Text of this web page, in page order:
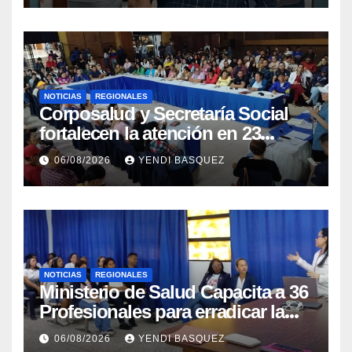
NOTICIAS REGIONALES
Corposalud y Secretaría Social
fortalecen la atención en 23
municipios
06/08/2026 YENDI BASQUEZ
NOTICIAS REGIONALES
Ministerio de Salud Capacita a 36
Profesionales para erradicar la
Tuberculosis en Yaracuy
06/08/2026 YENDI BASQUEZ